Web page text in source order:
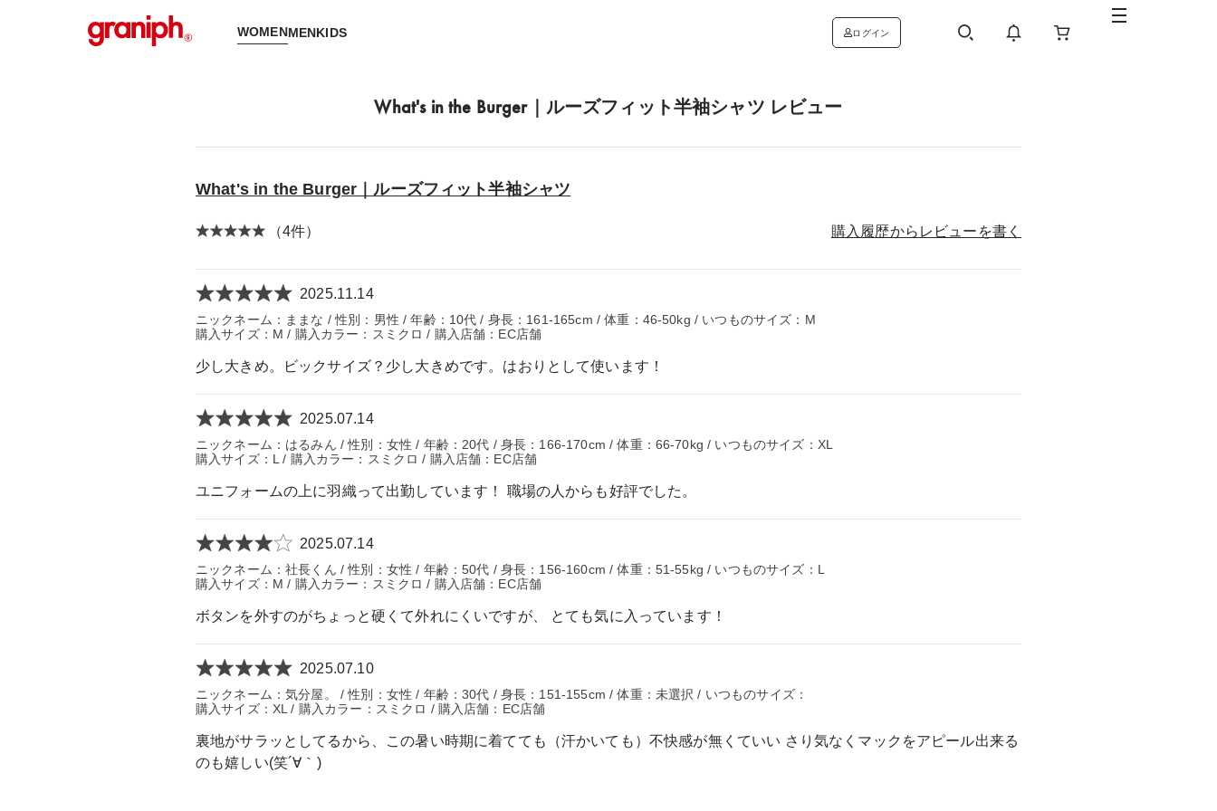
WOMENMENKIDS ログイン
What's in the Burger｜ルーズフィット半袖シャツ レビュー
What's in the Burger｜ルーズフィット半袖シャツ
（4件） 購入履歴からレビューを書く
2025.11.14
ニックネーム：ままな / 性別：男性 / 年齢：10代 / 身長：161-165cm / 体重：46-50kg / いつものサイズ：M
購入サイズ：M / 購入カラー：スミクロ / 購入店舗：EC店舗
少し大きめ。ビックサイズ？少し大きめです。はおりとして使います！
2025.07.14
ニックネーム：はるみん / 性別：女性 / 年齢：20代 / 身長：166-170cm / 体重：66-70kg / いつものサイズ：XL
購入サイズ：L / 購入カラー：スミクロ / 購入店舗：EC店舗
ユニフォームの上に羽織って出勤しています！ 職場の人からも好評でした。
2025.07.14
ニックネーム：社長くん / 性別：女性 / 年齢：50代 / 身長：156-160cm / 体重：51-55kg / いつものサイズ：L
購入サイズ：M / 購入カラー：スミクロ / 購入店舗：EC店舗
ボタンを外すのがちょっと硬くて外れにくいですが、 とても気に入っています！
2025.07.10
ニックネーム：気分屋。 / 性別：女性 / 年齢：30代 / 身長：151-155cm / 体重：未選択 / いつものサイズ：
購入サイズ：XL / 購入カラー：スミクロ / 購入店舗：EC店舗
裏地がサラッとしてるから、この暑い時期に着てても（汗かいても）不快感が無くていい さり気なくマックをアピール出来る
のも嬉しい(笑´∀｀)